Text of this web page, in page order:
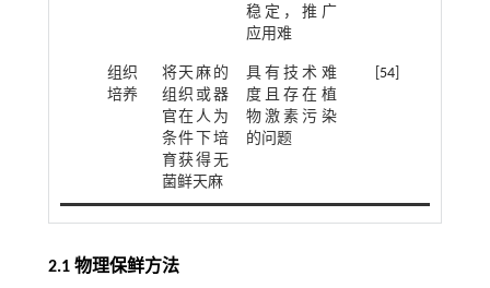
稳定，推广
应用难
组织
培养
将天麻的
组织或器
官在人为
条件下培
育获得无
菌鲜天麻
具有技术难
度且存在植
物激素污染
的问题
54
2.1 物理保鲜方法